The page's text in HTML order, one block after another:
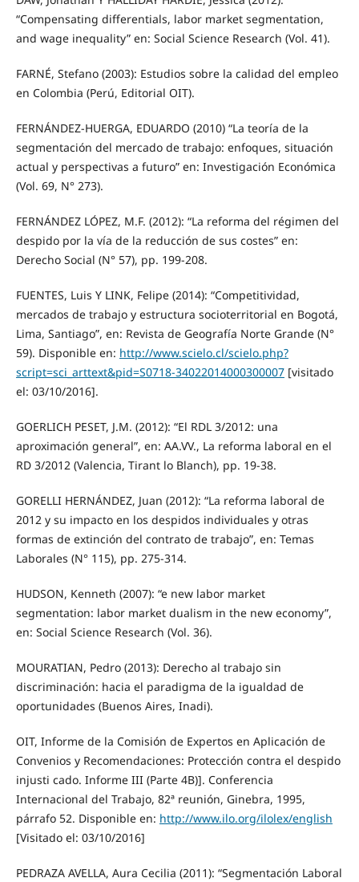
“Compensating differentials, labor market segmentation,
and wage inequality” en: Social Science Research (Vol. 41).
FARNÉ, Stefano (2003): Estudios sobre la calidad del empleo
en Colombia (Perú, Editorial OIT).
FERNÁNDEZ-HUERGA, EDUARDO (2010) “La teoría de la
segmentación del mercado de trabajo: enfoques, situación
actual y perspectivas a futuro” en: Investigación Económica
(Vol. 69, N° 273).
FERNÁNDEZ LÓPEZ, M.F. (2012): “La reforma del régimen del
despido por la vía de la reducción de sus costes” en:
Derecho Social (N° 57), pp. 199-208.
FUENTES, Luis Y LINK, Felipe (2014): “Competitividad,
mercados de trabajo y estructura socioterritorial en Bogotá,
Lima, Santiago”, en: Revista de Geografía Norte Grande (N°
59). Disponible en: http://www.scielo.cl/scielo.php?
script=sci_arttext&pid=S0718-34022014000300007[visitado
el: 03/10/2016].
GOERLICH PESET, J.M. (2012): “El RDL 3/2012: una
aproximación general”, en: AA.VV., La reforma laboral en el
RD 3/2012 (Valencia, Tirant lo Blanch), pp. 19-38.
GORELLI HERNÁNDEZ, Juan (2012): “La reforma laboral de
2012 y su impacto en los despidos individuales y otras
formas de extinción del contrato de trabajo”, en: Temas
Laborales (N° 115), pp. 275-314.
HUDSON, Kenneth (2007): “e new labor market
segmentation: labor market dualism in the new economy”,
en: Social Science Research (Vol. 36).
MOURATIAN, Pedro (2013): Derecho al trabajo sin
discriminación: hacia el paradigma de la igualdad de
oportunidades (Buenos Aires, Inadi).
OIT, Informe de la Comisión de Expertos en Aplicación de
Convenios y Recomendaciones: Protección contra el despido
injusti cado. Informe III (Parte 4B)]. Conferencia
Internacional del Trabajo, 82ª reunión, Ginebra, 1995,
párrafo 52. Disponible en: http://www.ilo.org/ilolex/english
[Visitado el: 03/10/2016]
PEDRAZA AVELLA, Aura Cecilia (2011): “Segmentación Laboral